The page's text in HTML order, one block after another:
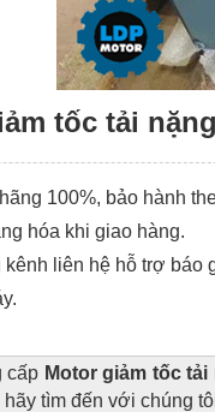
tốc tải
100%, bảo hành
hóa khi giao hàng.
liên hệ hỗ trợ báo
cấp Motor giảm tốc
tìm đến với chúng